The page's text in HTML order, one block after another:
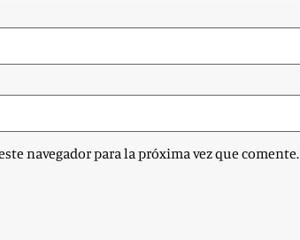
navegador para la próxima vez que comente.